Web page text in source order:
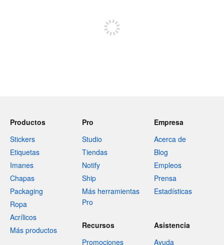
Productos
Stickers
Etiquetas
Imanes
Chapas
Packaging
Ropa
Acrílicos
Más productos
Pro
Studio
Tiendas
Notify
Ship
Más herramientas
Pro
Empresa
Acerca de
Blog
Empleos
Prensa
Estadísticas
Recursos
Promociones
Asistencia
Ayuda